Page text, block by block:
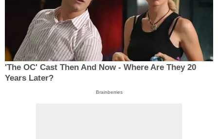
'The OC' Cast Then And Now - Where Are They 20
Years Later?
Brainberries